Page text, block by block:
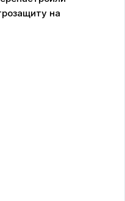
на